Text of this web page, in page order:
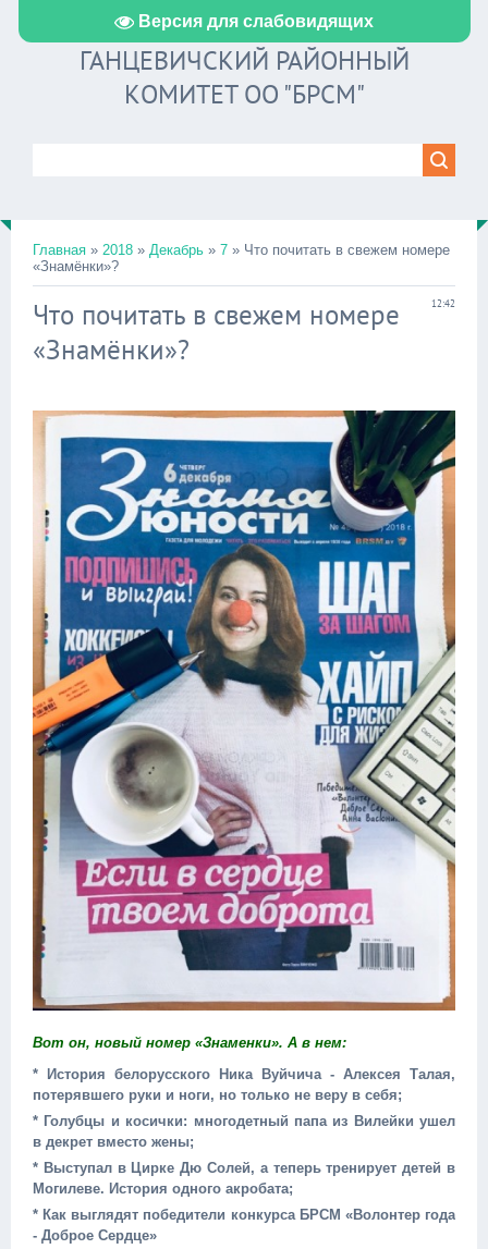
Версия для слабовидящих
ГАНЦЕВИЧСКИЙ РАЙОННЫЙ
КОМИТЕТ ОО "БРСМ"
Главная » 2018 » Декабрь » 7 » Что почитать в свежем номере
«Знамёнки»?
12:42
Что почитать в свежем номере
«Знамёнки»?
Вот он, новый номер «Знаменки». А в нем:
* История белорусского Ника Вуйчича - Алексея Талая,
потерявшего руки и ноги, но только не веру в себя;
* Голубцы и косички: многодетный папа из Вилейки ушел
в декрет вместо жены;
* Выступал в Цирке Дю Солей, а теперь тренирует детей в
Могилеве. История одного акробата;
* Как выглядят победители конкурса БРСМ «Волонтер года
- Доброе Сердце»